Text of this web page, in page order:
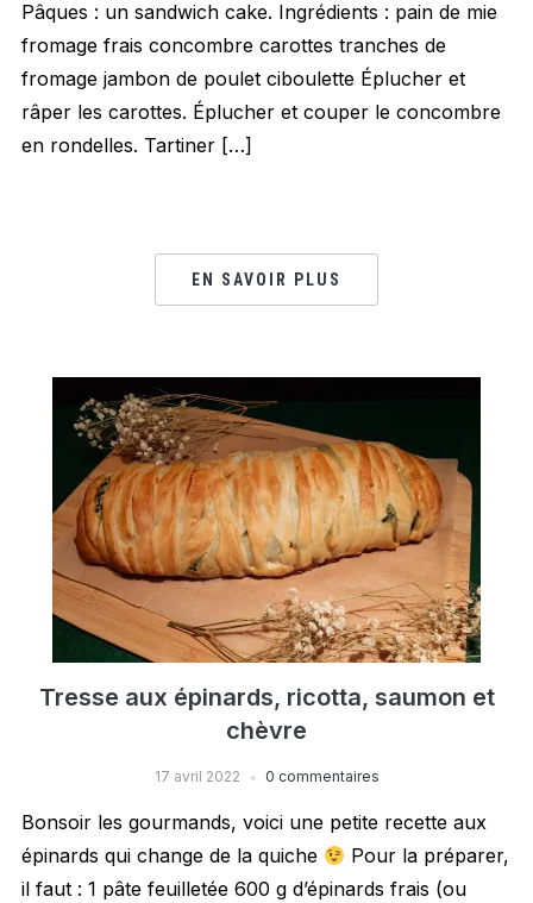
Pâques : un sandwich cake. Ingrédients : pain de mie
fromage frais concombre carottes tranches de
fromage jambon de poulet ciboulette Éplucher et
râper les carottes. Éplucher et couper le concombre
en rondelles. Tartiner […]
EN SAVOIR PLUS
Tresse aux épinards, ricotta, saumon et
chèvre
17 avril 2022 0 commentaires
Bonsoir les gourmands, voici une petite recette aux
épinards qui change de la quiche
Pour la préparer,
il faut : 1 pâte feuilletée 600 g d’épinards frais (ou